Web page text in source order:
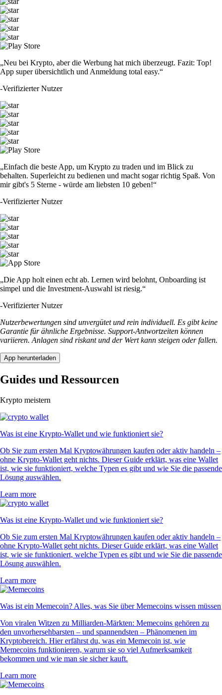
„Neu bei Krypto, aber die Werbung hat mich überzeugt. Fazit: Top!
App super übersichtlich und Anmeldung total easy.“
-Verifizierter Nutzer
„Einfach die beste App, um Krypto zu traden und im Blick zu
behalten. Superleicht zu bedienen und macht sogar richtig Spaß. Von
mir gibt's 5 Sterne - würde am liebsten 10 geben!“
-Verifizierter Nutzer
„Die App holt einen echt ab. Lernen wird belohnt, Onboarding ist
simpel und die Investment-Auswahl ist riesig.“
-Verifizierter Nutzer
Nutzerbewertungen sind unvergütet und rein individuell. Es gibt keine
Garantie für ähnliche Ergebnisse. Support-Antwortzeiten können
variieren. Anlagen sind riskant und der Wert kann steigen oder fallen.
App herunterladen
Guides und Ressourcen
Krypto meistern
Was ist eine Krypto-Wallet und wie funktioniert sie?
Ob Sie zum ersten Mal Kryptowährungen kaufen oder aktiv handeln –
ohne Krypto-Wallet geht nichts. Dieser Guide erklärt, was eine Wallet
ist, wie sie funktioniert, welche Typen es gibt und wie Sie die passende
Lösung auswählen.
Learn more
Was ist eine Krypto-Wallet und wie funktioniert sie?
Ob Sie zum ersten Mal Kryptowährungen kaufen oder aktiv handeln –
ohne Krypto-Wallet geht nichts. Dieser Guide erklärt, was eine Wallet
ist, wie sie funktioniert, welche Typen es gibt und wie Sie die passende
Lösung auswählen.
Learn more
Was ist ein Memecoin? Alles, was Sie über Memecoins wissen müssen
Von viralen Witzen zu Milliarden-Märkten: Memecoins gehören zu
den unvorhersehbarsten – und spannendsten – Phänomenen im
Kryptobereich. Hier erfährst du, was ein Memecoin ist, wie
Memecoins funktionieren, warum sie so viel Aufmerksamkeit
bekommen und wie man sie sicher kauft.
Learn more